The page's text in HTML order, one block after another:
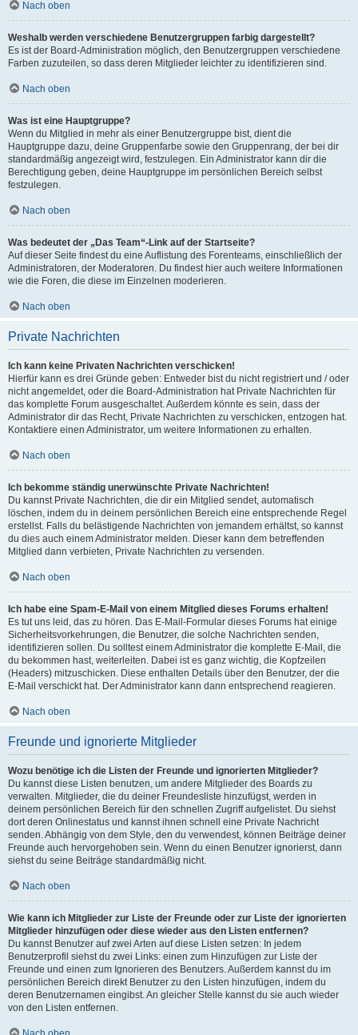
Nach oben
Weshalb werden verschiedene Benutzergruppen farbig dargestellt?
Es ist der Board-Administration möglich, den Benutzergruppen verschiedene
Farben zuzuteilen, so dass deren Mitglieder leichter zu identifizieren sind.
Nach oben
Was ist eine Hauptgruppe?
Wenn du Mitglied in mehr als einer Benutzergruppe bist, dient die
Hauptgruppe dazu, deine Gruppenfarbe sowie den Gruppenrang, der bei dir
standardmäßig angezeigt wird, festzulegen. Ein Administrator kann dir die
Berechtigung geben, deine Hauptgruppe im persönlichen Bereich selbst
festzulegen.
Nach oben
Was bedeutet der „Das Team“-Link auf der Startseite?
Auf dieser Seite findest du eine Auflistung des Forenteams, einschließlich der
Administratoren, der Moderatoren. Du findest hier auch weitere Informationen
wie die Foren, die diese im Einzelnen moderieren.
Nach oben
Private Nachrichten
Ich kann keine Privaten Nachrichten verschicken!
Hierfür kann es drei Gründe geben: Entweder bist du nicht registriert und / oder
nicht angemeldet, oder die Board-Administration hat Private Nachrichten für
das komplette Forum ausgeschaltet. Außerdem könnte es sein, dass der
Administrator dir das Recht, Private Nachrichten zu verschicken, entzogen hat.
Kontaktiere einen Administrator, um weitere Informationen zu erhalten.
Nach oben
Ich bekomme ständig unerwünschte Private Nachrichten!
Du kannst Private Nachrichten, die dir ein Mitglied sendet, automatisch
löschen, indem du in deinem persönlichen Bereich eine entsprechende Regel
erstellst. Falls du belästigende Nachrichten von jemandem erhältst, so kannst
du dies auch einem Administrator melden. Dieser kann dem betreffenden
Mitglied dann verbieten, Private Nachrichten zu versenden.
Nach oben
Ich habe eine Spam-E-Mail von einem Mitglied dieses Forums erhalten!
Es tut uns leid, das zu hören. Das E-Mail-Formular dieses Forums hat einige
Sicherheitsvorkehrungen, die Benutzer, die solche Nachrichten senden,
identifizieren sollen. Du solltest einem Administrator die komplette E-Mail, die
du bekommen hast, weiterleiten. Dabei ist es ganz wichtig, die Kopfzeilen
(Headers) mitzuschicken. Diese enthalten Details über den Benutzer, der die
E-Mail verschickt hat. Der Administrator kann dann entsprechend reagieren.
Nach oben
Freunde und ignorierte Mitglieder
Wozu benötige ich die Listen der Freunde und ignorierten Mitglieder?
Du kannst diese Listen benutzen, um andere Mitglieder des Boards zu
verwalten. Mitglieder, die du deiner Freundesliste hinzufügst, werden in
deinem persönlichen Bereich für den schnellen Zugriff aufgelistet. Du siehst
dort deren Onlinestatus und kannst ihnen schnell eine Private Nachricht
senden. Abhängig von dem Style, den du verwendest, können Beiträge deiner
Freunde auch hervorgehoben sein. Wenn du einen Benutzer ignorierst, dann
siehst du seine Beiträge standardmäßig nicht.
Nach oben
Wie kann ich Mitglieder zur Liste der Freunde oder zur Liste der ignorierten
Mitglieder hinzufügen oder diese wieder aus den Listen entfernen?
Du kannst Benutzer auf zwei Arten auf diese Listen setzen: In jedem
Benutzerprofil siehst du zwei Links: einen zum Hinzufügen zur Liste der
Freunde und einen zum Ignorieren des Benutzers. Außerdem kannst du im
persönlichen Bereich direkt Benutzer zu den Listen hinzufügen, indem du
deren Benutzernamen eingibst. An gleicher Stelle kannst du sie auch wieder
von den Listen entfernen.